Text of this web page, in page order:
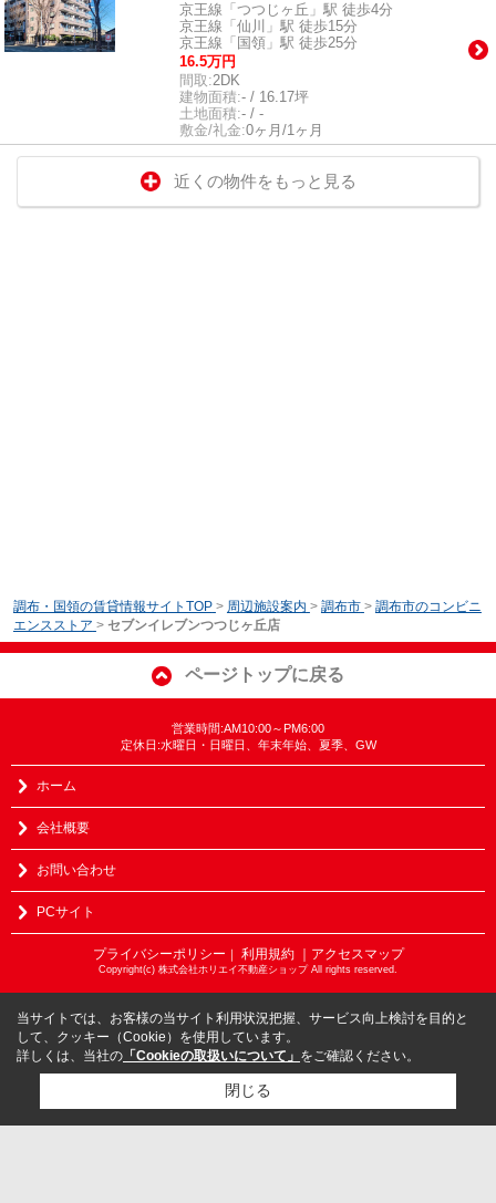
京王線「つつじヶ丘」駅 徒歩4分
京王線「仙川」駅 徒歩15分
京王線「国領」駅 徒歩25分
16.5万円
間取:2DK
建物面積:- / 16.17坪
土地面積:- / -
敷金/礼金:0ヶ月/1ヶ月
近くの物件をもっと見る
調布・国領の賃貸情報サイトTOP > 周辺施設案内 > 調布市 > 調布市のコンビニ
エンスストア > セブンイレブンつつじヶ丘店
ページトップに戻る
営業時間:AM10:00～PM6:00
定休日:水曜日・日曜日、年末年始、夏季、GW
ホーム
会社概要
お問い合わせ
PCサイト
プライバシーポリシー ｜ 利用規約 ｜アクセスマップ
Copyright(c) 株式会社ホリエイ不動産ショップ All rights reserved.
当サイトでは、お客様の当サイト利用状況把握、サービス向上検討を目的と
して、クッキー（Cookie）を使用しています。
詳しくは、当社の 「Cookieの取扱いについて」 をご確認ください。
閉じる